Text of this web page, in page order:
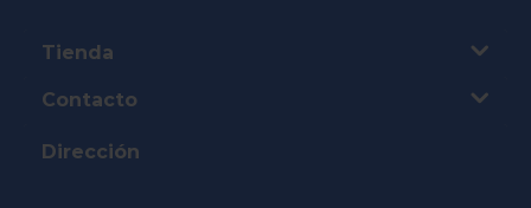
Tienda
Contacto
Dirección